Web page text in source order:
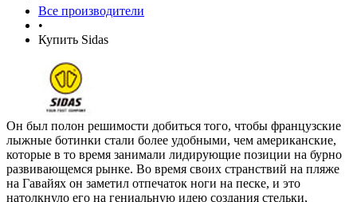
Все производители
•
Купить Sidas
Он был полон решимости добиться того, чтобы французские
лыжные ботинки стали более удобными, чем американские,
которые в то время занимали лидирующие позиции на бурно
развивающемся рынке. Во время своих странствий на пляже
на Гавайях он заметил отпечаток ноги на песке, и это
натолкнуло его на гениальную идею создания стельки,